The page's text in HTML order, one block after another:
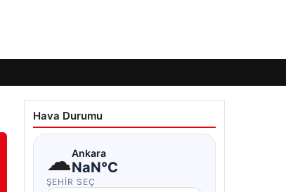
Hava Durumu
☁Ankara
NaN°C
ŞEHIR SEÇ